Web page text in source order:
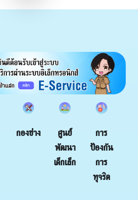
กองช่าง
ศูนย์
พัฒนา
เด็กเล็ก
การ
ป้องกัน
การ
ทุจริต